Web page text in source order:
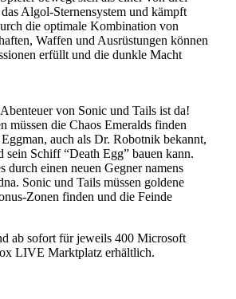
Algol-Sternensystem und kämpft
die optimale Kombination von
Waffen und Ausrüstungen können
erfüllt und die dunkle Macht
von Sonic und Tails ist da!
müssen die Chaos Emeralds finden
auch als Dr. Robotnik bekannt,
sein Schiff “Death Egg” bauen kann.
durch einen neuen Gegner namens
Sonic und Tails müssen goldene
Zonen finden und die Feinde
ab sofort für jeweils 400 Microsoft
LIVE Marktplatz erhältlich.